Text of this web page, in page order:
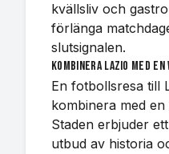
kvällsliv och
förlänga
slutsignalen.
Kombinera Lazio med en
En fotbollsresa till
kombinera med en
Staden erbjuder
utbud av historia